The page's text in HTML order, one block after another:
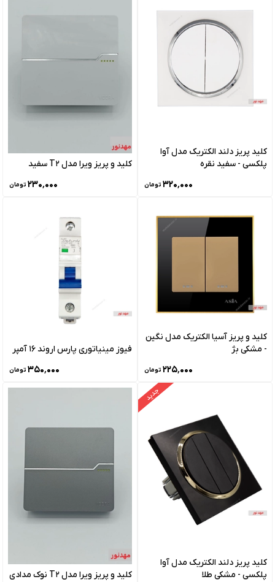
کلید پریز دلند الکتریک مدل آوا
پلکسی - سفید نقره
۳۲۰٬۰۰۰ تومان
کلید و پریز ویرا مدل T2 سفید
۲۳۰٬۰۰۰ تومان
کلید و پریز آسیا الکتریک مدل نگین
- مشکی بژ
۲۲۵٬۰۰۰ تومان
فیوز مینیاتوری پارس اروند 16 آمپر
۳۵۰٬۰۰۰ تومان
جدید
کلید پریز دلند الکتریک مدل آوا
پلکسی - مشکی طلا
کلید و پریز ویرا مدل T2 نوک مدادی